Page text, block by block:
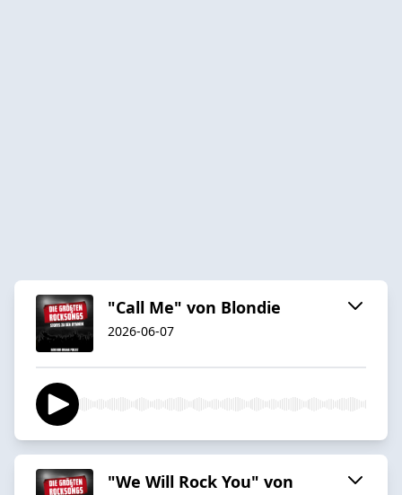
"Call Me" von Blondie
2026-06-07
"We Will Rock You" von